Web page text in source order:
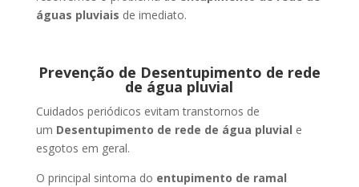
águas pluviais de imediato.
Prevenção de Desentupimento de rede
de água pluvial
Cuidados periódicos evitam transtornos de
um Desentupimento de rede de água pluvial e
esgotos em geral.
O principal sintoma do entupimento de ramal